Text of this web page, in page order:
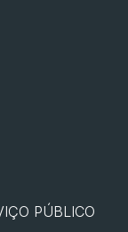
PÚBLICO